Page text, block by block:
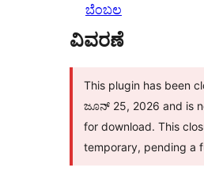
ಬೆಂಬಲ
ವಿವರಣೆ
This plugin has been
ಜೂನ್ 25, 2026 and is
for download. This
temporary, pending a